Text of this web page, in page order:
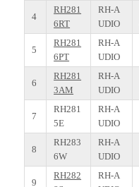
4
RH281
6RT
RH-A
UDIO
5
RH281
6PT
RH-A
UDIO
6
RH281
3AM
RH-A
UDIO
7
RH281
5E
RH-A
UDIO
8
RH283
6W
RH-A
UDIO
9
RH282
RH-A